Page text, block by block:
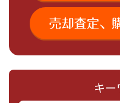
キ